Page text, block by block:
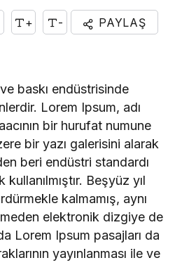
+ - PAYLAŞ
baskı endüstrisinde
Lorem Ipsum, adı
bir hurufat numune
bir yazı galerisini alarak
beri endüstri standardı
Beşyüz yıl
kalmamış, aynı
elektronik dizgiye de
Lorem Ipsum pasajları da
yayınlanması ile ve